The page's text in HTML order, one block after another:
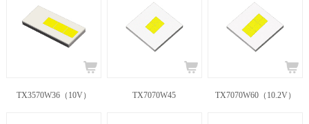
TX3570W36（10V） TX7070W45 TX7070W60（10.2V）